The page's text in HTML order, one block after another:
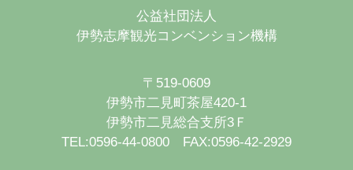
公益社団法人
伊勢志摩観光コンベンション機構
〒519-0609
伊勢市二見町茶屋420-1
伊勢市二見総合支所3Ｆ
TEL:0596-44-0800 FAX:0596-42-2929